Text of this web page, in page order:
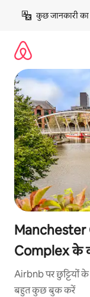
छोड़कर
कॉन्टेंट
कुछ जानकारी
Complex के
Airbnb पर छुट्टियों
बहुत कुछ बुक करें